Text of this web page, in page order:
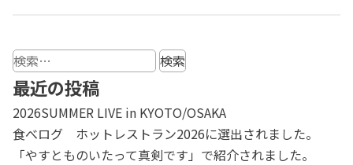
検
索:
最近の投稿
2026SUMMER LIVE in KYOTO/OSAKA
食べログ ホットレストラン2026に選出されました。
「やすとものいたって真剣です」で紹介されました。